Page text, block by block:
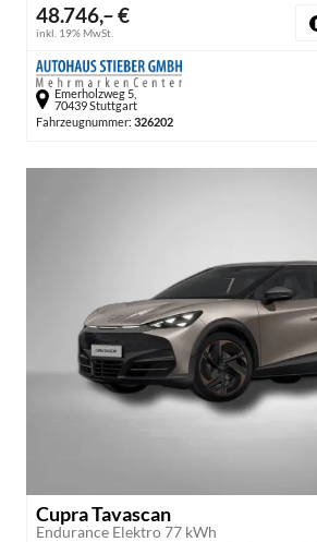
48.746,– €
inkl. 19% MwSt.
Emerholzweg 5,
70439 Stuttgart
Fahrzeugnummer: 326202
Cupra Tavascan
Endurance Elektro 77 kWh